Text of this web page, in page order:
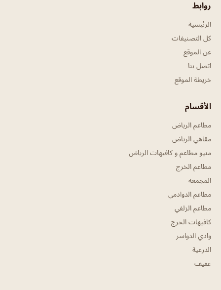
روابط
الرئيسية
كل التصنيفات
عن الموقع
اتصل بنا
خريطة الموقع
الأقسام
مطاعم الرياض
مقاهي الرياض
منيو مطاعم و كافيهات الرياض
مطاعم الخرج
المجمعه
مطاعم الدوادمي
مطاعم الزلفي
كافيهات الخرج
وادي الدواسر
الدرعية
عفيف